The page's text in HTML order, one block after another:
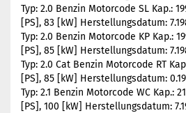
Typ: 2.0 Benzin Motorcode SL Kap.:
[PS], 83 [kW] Herstellungsdatum:
Typ: 2.0 Benzin Motorcode KP Kap.:
[PS], 85 [kW] Herstellungsdatum:
Typ: 2.0 Cat Benzin Motorcode RT
[PS], 85 [kW] Herstellungsdatum:
Typ: 2.1 Benzin Motorcode WC Kap.:
[PS], 100 [kW] Herstellungsdatum: